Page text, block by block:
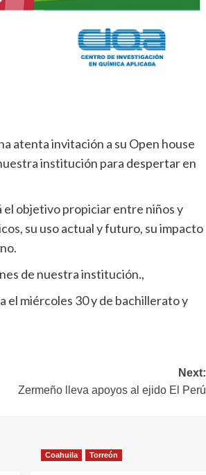
atenta invitación a su Open house
institución para despertar en
el objetivo propiciar entre niños y
su uso actual y futuro, su impacto
de nuestra institución.,
el miércoles 30 y de bachillerato y
Next:
Zermeño lleva apoyos al ejido El Perú
Coahuila Torreón